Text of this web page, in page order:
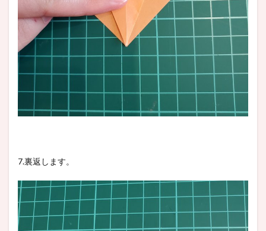
7.裏返します。